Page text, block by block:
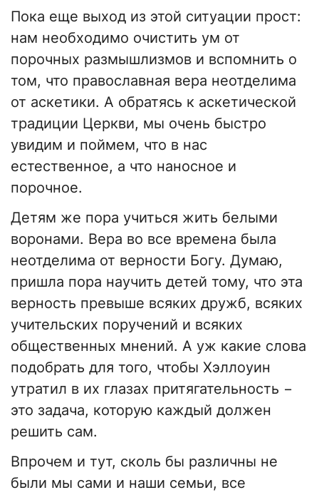
Пока еще выход из этой ситуации прост:
нам необходимо очистить ум от
порочных размышлизмов и вспомнить о
том, что православная вера неотделима
от аскетики. А обратясь к аскетической
традиции Церкви, мы очень быстро
увидим и поймем, что в нас
естественное, а что наносное и
порочное.
Детям же пора учиться жить белыми
воронами. Вера во все времена была
неотделима от верности Богу. Думаю,
пришла пора научить детей тому, что эта
верность превыше всяких дружб, всяких
учительских поручений и всяких
общественных мнений. А уж какие слова
подобрать для того, чтобы Хэллоуин
утратил в их глазах притягательность −
это задача, которую каждый должен
решить сам.
Впрочем и тут, сколь бы различны не
были мы сами и наши семьи, все